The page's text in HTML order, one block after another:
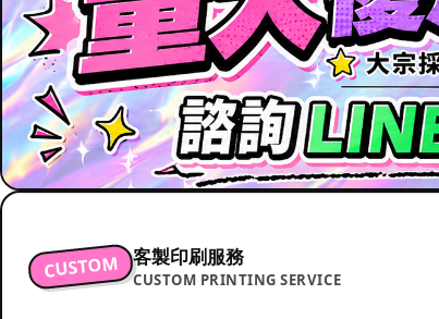
CUSTOM 客製印刷服務
CUSTOM PRINTING SERVICE